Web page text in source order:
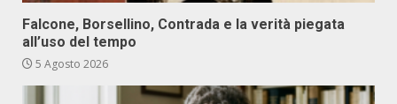
Falcone, Borsellino, Contrada e la verità piegata
all’uso del tempo
5 Agosto 2026